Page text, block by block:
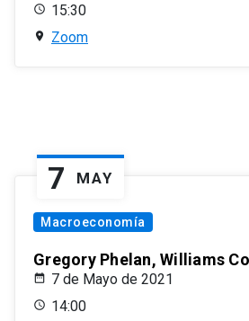
15:30
Zoom
7 MAY
Macroeconomía
Gregory Phelan, Williams
7 de Mayo de 2021
14:00